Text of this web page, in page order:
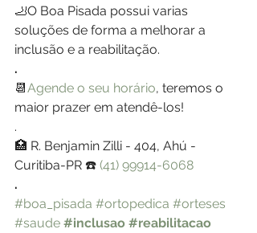
🦶O Boa Pisada possui varias
soluções de forma a melhorar a
inclusão e a reabilitação.
.
📆Agende o seu horário, teremos o
maior prazer em atendê-los!
.
🏥 R. Benjamin Zilli - 404, Ahú -
Curitiba-PR ☎️ (41) 99914-6068
.
#boa_pisada #ortopedica #orteses
#saude #inclusao #reabilitacao